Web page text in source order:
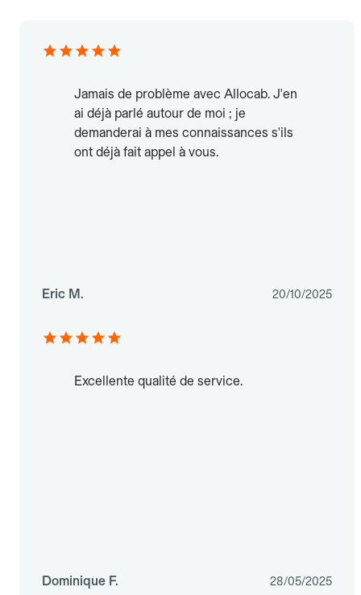
Jamais de problème avec Allocab. J'en
ai déjà parlé autour de moi ; je
demanderai à mes connaissances s'ils
ont déjà fait appel à vous.
Eric M. 20/10/2025
Excellente qualité de service.
Dominique F. 28/05/2025